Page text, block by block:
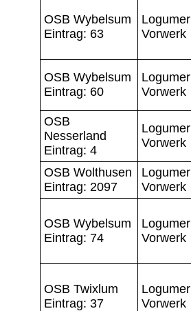
OSB Wybelsum
Eintrag: 63
Logumer
Vorwerk
OSB Wybelsum
Eintrag: 60
Logumer
Vorwerk
OSB
Nesserland
Eintrag: 4
Logumer
Vorwerk
OSB Wolthusen
Eintrag: 2097
Logumer
Vorwerk
OSB Wybelsum
Eintrag: 74
Logumer
Vorwerk
OSB Twixlum
Eintrag: 37
Logumer
Vorwerk